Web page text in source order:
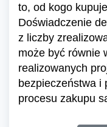
to, od kogo
Doświadczenie
z liczby
może być równie
realizowanych
bezpieczeństwa i
procesu zakupu